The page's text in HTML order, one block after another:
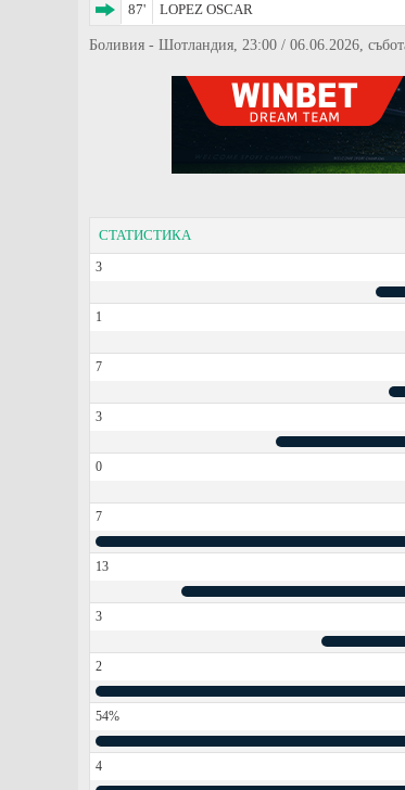
87'
LOPEZ OSCAR
Боливия - Шотландия, 23:00 / 06.06.2026,
СТАТИСТИКА
3
1
7
3
0
7
13
3
2
54%
4